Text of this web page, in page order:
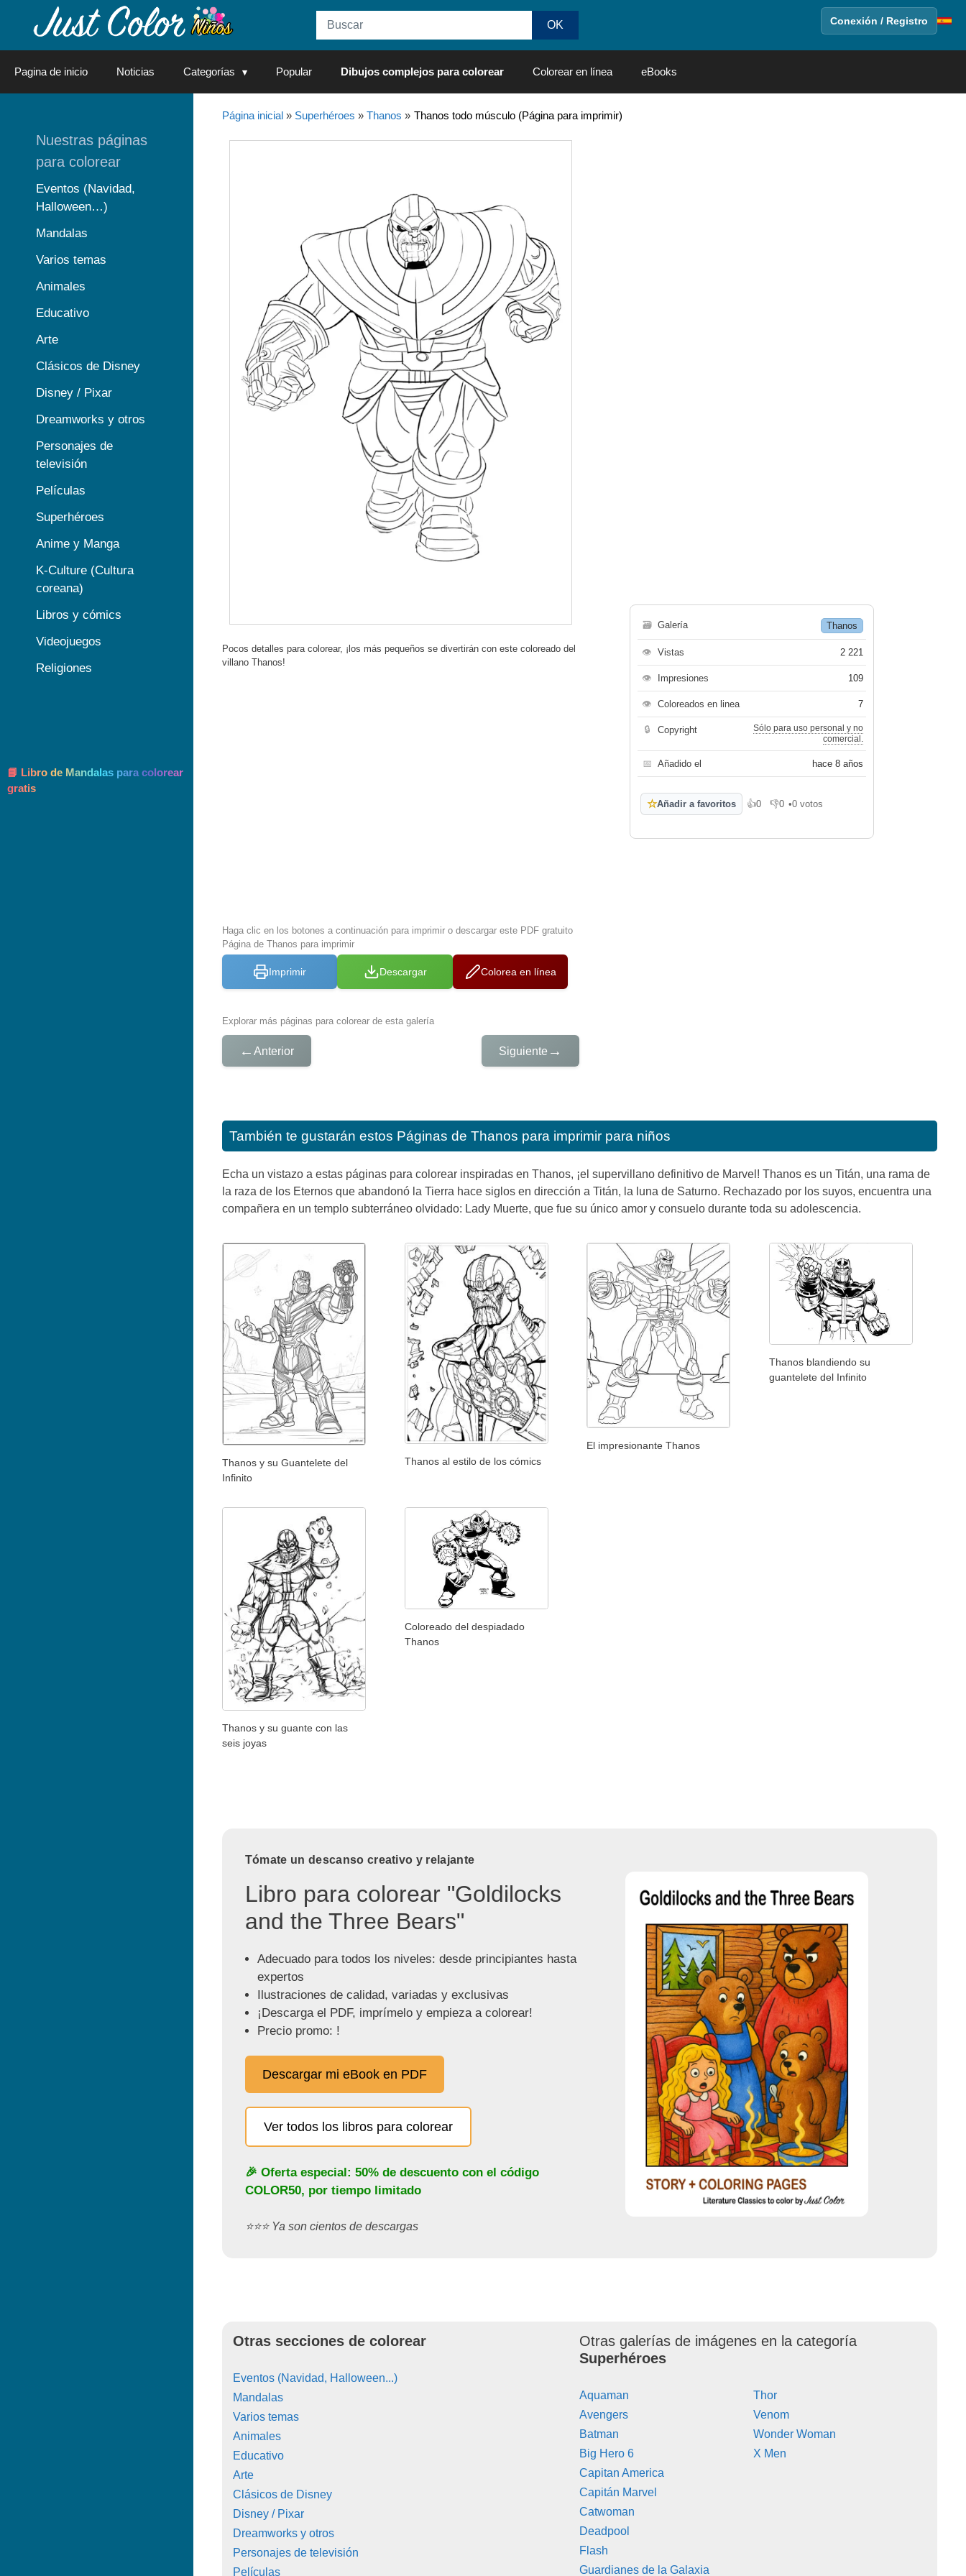
Conexión / Registro
Pagina de inicio Noticias Categorías Popular Dibujos complejos para colorear Colorear en línea eBooks
Página inicial» Superhéroes » Thanos » Thanos todo músculo (Página para imprimir)
Pocos detalles para colorear, ¡los más pequeños se divertirán con este coloreado del
villano Thanos!
Haga clic en los botones a continuación para imprimir o descargar este PDF gratuito
Página de Thanos para imprimir
Imprimir Descargar Colorea en línea
Explorar más páginas para colorear de esta galería
← Anterior Siguiente →
🗃 Galería Thanos
👁 Vistas 2 221
👁 Impresiones 109
👁 Coloreados en linea 7
🔒 Copyright
Sólo para uso personal y no
comercial.
📅 Añadido el hace 8 años
☆Añadir a favoritos 👍0
Me gusta
👎0
No me gusta
•0 votos
También te gustarán estos Páginas de Thanos para imprimir para niños
Echa un vistazo a estas páginas para colorear inspiradas en Thanos, ¡el supervillano definitivo de Marvel! Thanos es un Titán, una rama de
la raza de los Eternos que abandonó la Tierra hace siglos en dirección a Titán, la luna de Saturno. Rechazado por los suyos, encuentra una
compañera en un templo subterráneo olvidado: Lady Muerte, que fue su único amor y consuelo durante toda su adolescencia.
Thanos y su Guantelete del
Infinito
Thanos al estilo de los cómics
El impresionante Thanos
Thanos blandiendo su
guantelete del Infinito
Thanos y su guante con las
seis joyas
Coloreado del despiadado
Thanos
Tómate un descanso creativo y relajante
Libro para colorear "Goldilocks
and the Three Bears"
Adecuado para todos los niveles: desde principiantes hasta
expertos
Ilustraciones de calidad, variadas y exclusivas
¡Descarga el PDF, imprímelo y empieza a colorear!
Precio promo: !
Descargar mi eBook en PDF
Ver todos los libros para colorear
🎉 Oferta especial: 50% de descuento con el código
COLOR50, por tiempo limitado
⭐️⭐️⭐️ Ya son cientos de descargas
Otras secciones de colorear
Eventos (Navidad, Halloween...)
Mandalas
Varios temas
Animales
Educativo
Arte
Clásicos de Disney
Disney / Pixar
Dreamworks y otros
Personajes de televisión
Películas
Otras galerías de imágenes en la categoría
Superhéroes
Aquaman
Avengers
Batman
Big Hero 6
Capitan America
Capitán Marvel
Catwoman
Deadpool
Flash
Guardianes de la Galaxia
Thor
Venom
Wonder Woman
X Men
Nuestras páginas
para colorear
Eventos (Navidad,
Halloween…)
Mandalas
Varios temas
Animales
Educativo
Arte
Clásicos de Disney
Disney / Pixar
Dreamworks y otros
Personajes de
televisión
Películas
Superhéroes
Anime y Manga
K-Culture (Cultura
coreana)
Libros y cómics
Videojuegos
Religiones
📘 Libro de Mandalas para colorear
gratis